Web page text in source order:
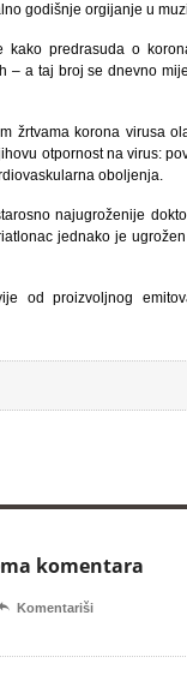
godišnje orgijanje u
predrasuda o
– a taj broj se dnevno
žrtvama korona virusa
otpornost na virus:
oboljenja.
najugroženije
jednako je
od proizvoljnog
komentara
Komentariši